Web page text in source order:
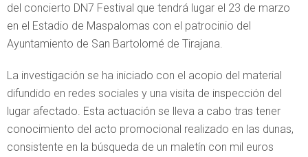
del concierto DN7 Festival que tendrá lugar el 23 de marzo
en el Estadio de Maspalomas con el patrocinio del
Ayuntamiento de San Bartolomé de Tirajana.
La investigación se ha iniciado con el acopio del material
difundido en redes sociales y una visita de inspección del
lugar afectado. Esta actuación se lleva a cabo tras tener
conocimiento del acto promocional realizado en las dunas,
consistente en la búsqueda de un maletín con mil euros